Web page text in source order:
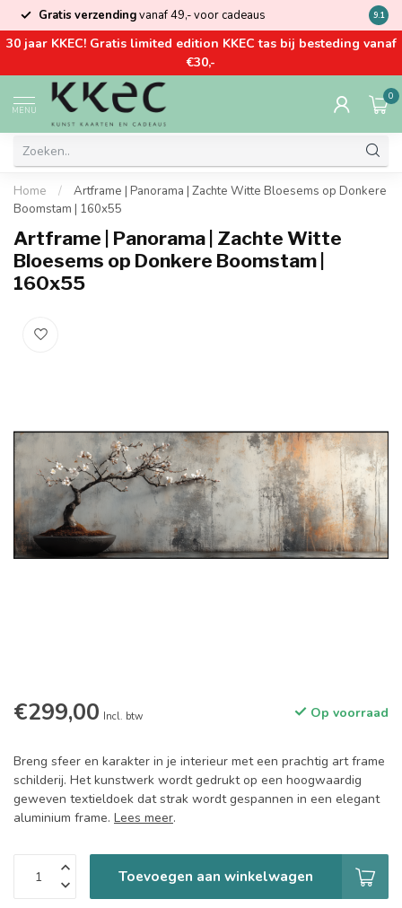
Gratis verzendingvanaf 49,- voor cadeaus Kom
9.1
30 jaar KKEC! Gratis limited edition KKEC tas bij besteding vanaf
€30,-
MENU
0
Home /
Artframe | Panorama | Zachte Witte Bloesems op Donkere
Boomstam | 160x55
Artframe | Panorama | Zachte Witte
Bloesems op Donkere Boomstam |
160x55
€299,00 Incl. btw Op voorraad
Breng sfeer en karakter in je interieur met een prachtig art frame
schilderij. Het kunstwerk wordt gedrukt op een hoogwaardig
geweven textieldoek dat strak wordt gespannen in een elegant
aluminium frame. Lees meer.
Toevoegen aan winkelwagen